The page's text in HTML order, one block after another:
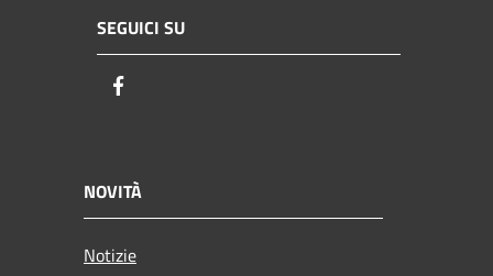
SEGUICI SU
NOVITÀ
Notizie